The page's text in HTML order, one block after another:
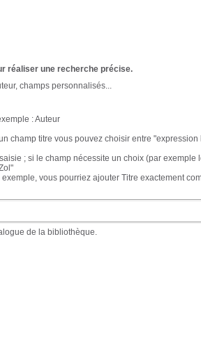
réaliser une recherche précise.
champs personnalisés...
: Auteur
champ titre vous pouvez choisir entre
; si le champ nécessite un choix (par
vous pourriez ajouter Titre exactement
de la bibliothèque.